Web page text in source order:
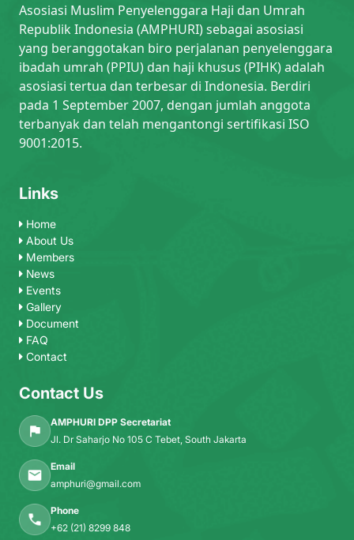
Asosiasi Muslim Penyelenggara Haji dan Umrah
Republik Indonesia (AMPHURI) sebagai asosiasi
yang beranggotakan biro perjalanan penyelenggara
ibadah umrah (PPIU) dan haji khusus (PIHK) adalah
asosiasi tertua dan terbesar di Indonesia. Berdiri
pada 1 September 2007, dengan jumlah anggota
terbanyak dan telah mengantongi sertifikasi ISO
9001:2015.
Links
Home
About Us
Members
News
Events
Gallery
Document
FAQ
Contact
Contact Us
AMPHURI DPP Secretariat
Jl. Dr Saharjo No 105 C Tebet, South Jakarta
Email
amphuri@gmail.com
Phone
+62 (21) 8299 848